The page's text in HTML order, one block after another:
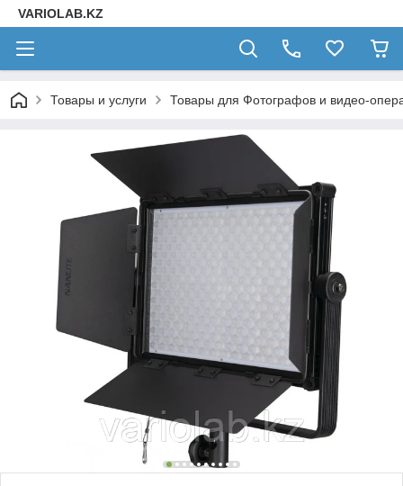
VARIOLAB.KZ
Товары и услуги Товары для Фотографов и видео-